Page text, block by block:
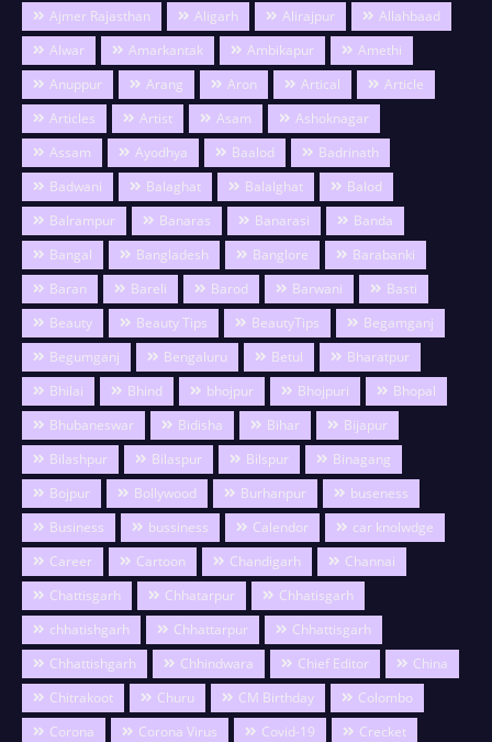
Ajmer Rajasthan Aligarh Alirajpur
Allahbaad
Alwar
Amarkantak Ambikapur
Amethi
Anuppur
Arang Aron Artical
Article
Articles
Artist Asam
Ashoknagar
Assam
Ayodhya Baalod
Badrinath
Badwani
Balaghat Balalghat
Balod
Balrampur
Banaras Banarasi
Banda
Bangal
Bangladesh Banglore
Barabanki
Baran
Bareli Barod Barwani
Basti
Beauty
Beauty Tips BeautyTips
Begamganj
Begumganj
Bengaluru Betul
Bharatpur
Bhilai
Bhind bhojpur Bhojpuri
Bhopal
Bhubaneswar
Bidisha Bihar
Bijapur
Bilashpur
Bilaspur Bilspur
Binagang
Bojpur
Bollywood Burhanpur
buseness
Business
bussiness Calendor
car knolwdge
Career
Cartoon Chandigarh
Channai
Chattisgarh
Chhatarpur
Chhatisgarh
chhatishgarh
Chhattarpur
Chhattisgarh
Chhattishgarh
Chhindwara Chief Editor
China
Chitrakoot
Churu CM Birthday
Colombo
Corona
Corona Virus Covid-19
Crecket